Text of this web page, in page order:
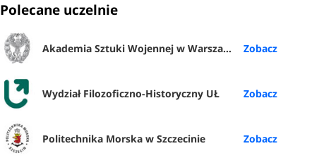
Polecane uczelnie
Akademia Sztuki Wojennej w Warszawie
Wydział Filozoficzno-Historyczny UŁ
Politechnika Morska w Szczecinie